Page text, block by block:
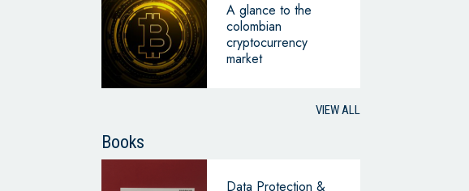
A glance to the
colombian
cryptocurrency
market
VIEW ALL
Books
Data Protection &